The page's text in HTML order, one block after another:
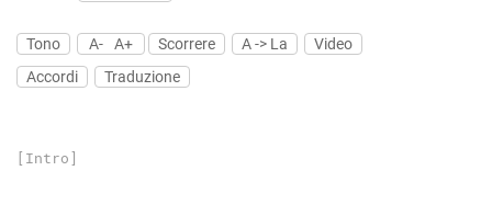
Tono A- A+ Scorrere A -> La
Video
Accordi
Traduzione
[Intro]